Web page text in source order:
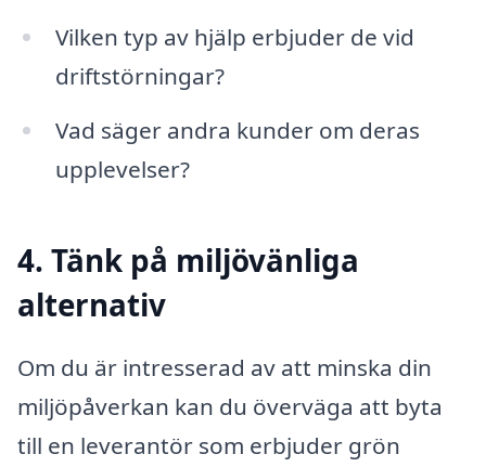
Vilken typ av hjälp erbjuder de vid
driftstörningar?
Vad säger andra kunder om deras
upplevelser?
4. Tänk på miljövänliga
alternativ
Om du är intresserad av att minska din
miljöpåverkan kan du överväga att byta
till en leverantör som erbjuder grön